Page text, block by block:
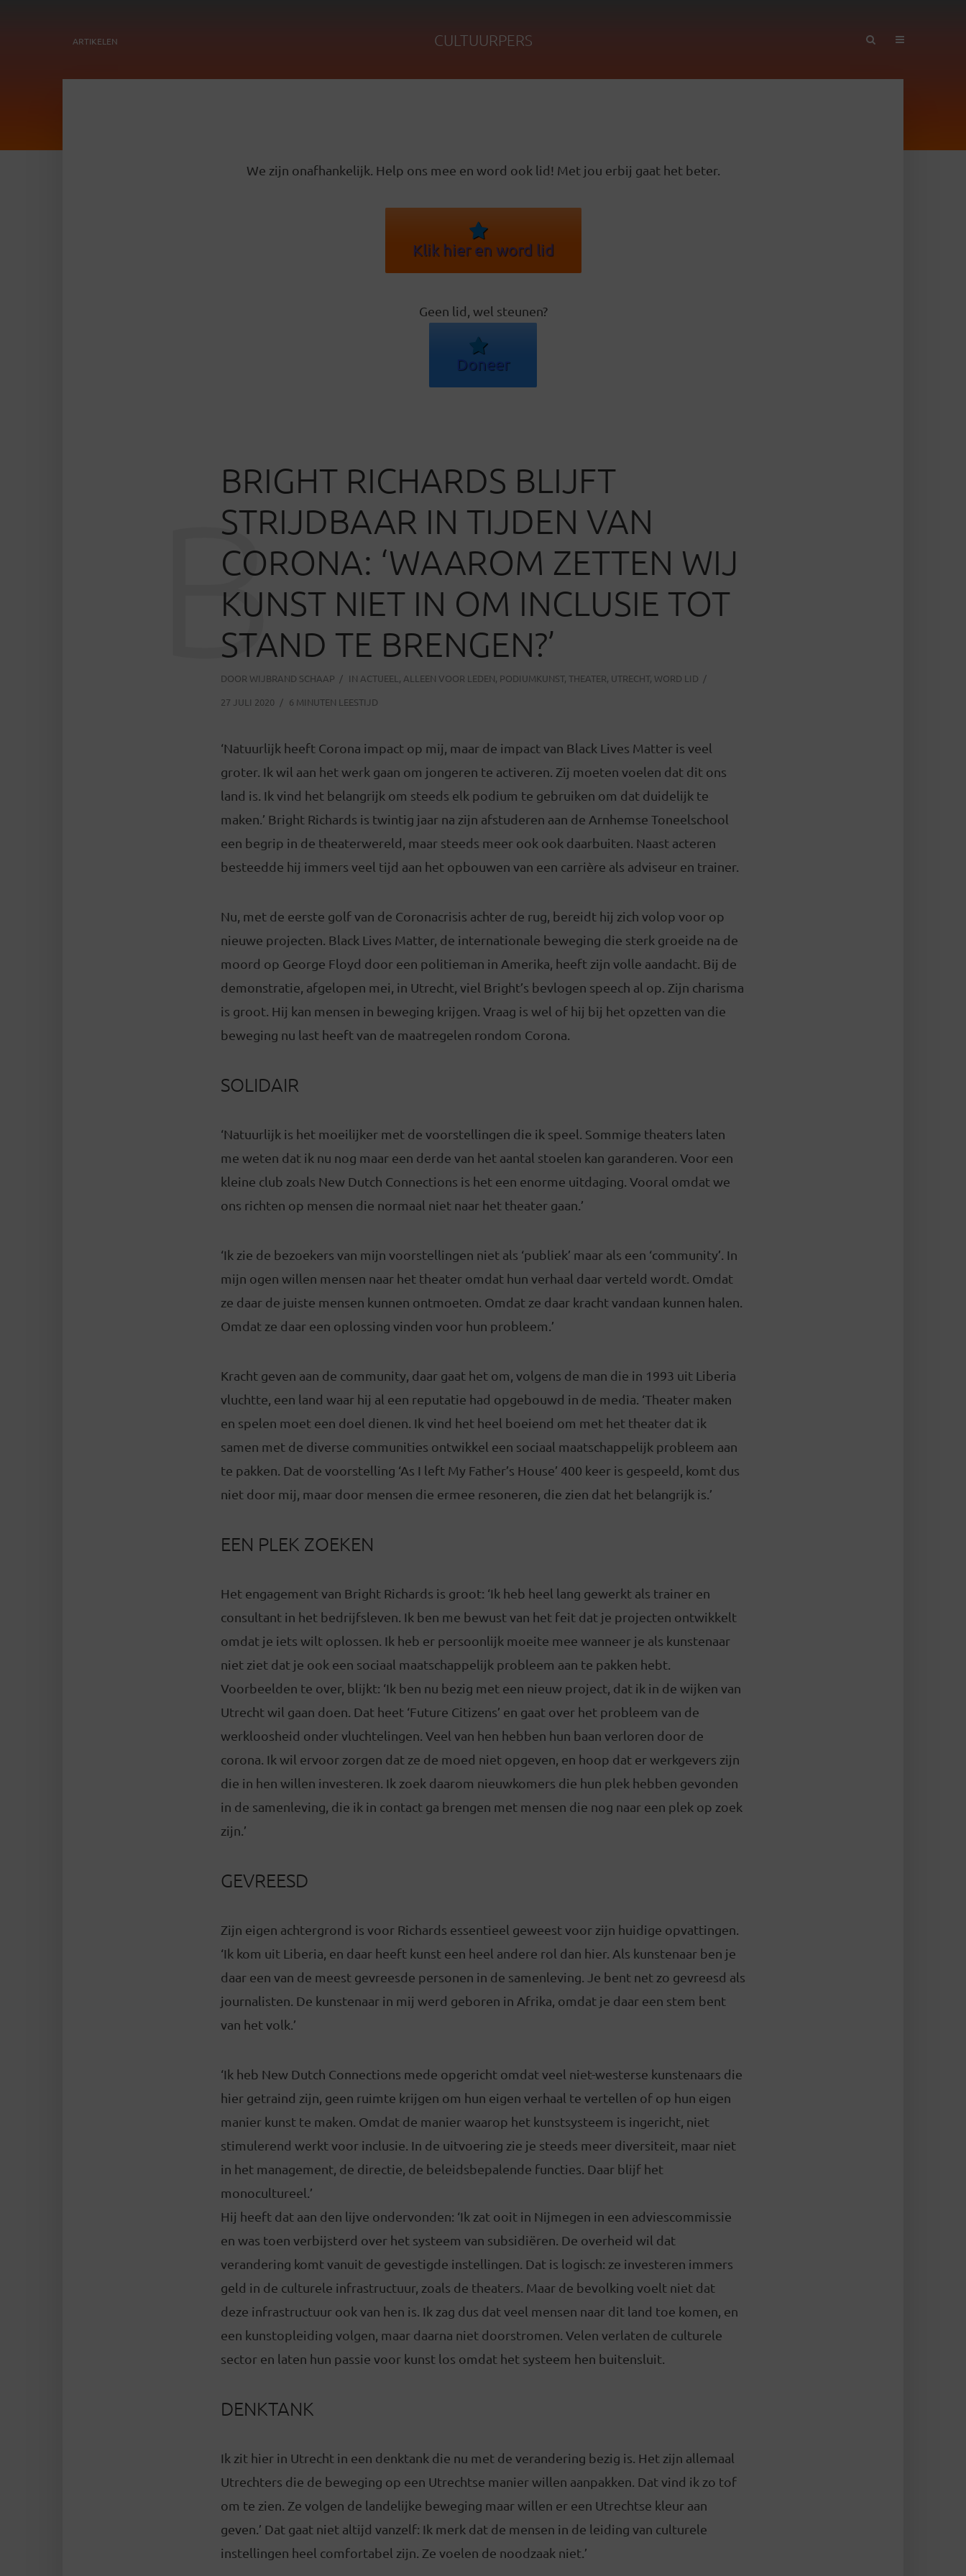
ARTIKELEN CULTUURPERS
We zijn onafhankelijk. Help ons mee en word ook lid! Met jou erbij gaat het beter.
Klik hier en word lid
Geen lid, wel steunen?
Doneer
BRIGHT RICHARDS BLIJFT
STRIJDBAAR IN TIJDEN VAN
CORONA: ‘WAAROM ZETTEN WIJ
KUNST NIET IN OM INCLUSIE TOT
STAND TE BRENGEN?’
DOOR WIJBRAND SCHAAP IN ACTUEEL , ALLEEN VOOR LEDEN, PODIUMKUNST, THEATER, UTRECHT, WORD LID
27 JULI 2020
6 MINUTEN LEESTIJD
B
‘Natuurlijk heeft Corona impact op mij, maar de impact van Black Lives Matter is veel
groter. Ik wil aan het werk gaan om jongeren te activeren. Zij moeten voelen dat dit ons
land is. Ik vind het belangrijk om steeds elk podium te gebruiken om dat duidelijk te
maken.’ Bright Richards is twintig jaar na zijn afstuderen aan de Arnhemse Toneelschool
een begrip in de theaterwereld, maar steeds meer ook ook daarbuiten. Naast acteren
besteedde hij immers veel tijd aan het opbouwen van een carrière als adviseur en trainer.
Nu, met de eerste golf van de Coronacrisis achter de rug, bereidt hij zich volop voor op
nieuwe projecten. Black Lives Matter, de internationale beweging die sterk groeide na de
moord op George Floyd door een politieman in Amerika, heeft zijn volle aandacht. Bij de
demonstratie, afgelopen mei, in Utrecht, viel Bright’s bevlogen speech al op. Zijn charisma
is groot. Hij kan mensen in beweging krijgen. Vraag is wel of hij bij het opzetten van die
beweging nu last heeft van de maatregelen rondom Corona.
SOLIDAIR
‘Natuurlijk is het moeilijker met de voorstellingen die ik speel. Sommige theaters laten
me weten dat ik nu nog maar een derde van het aantal stoelen kan garanderen. Voor een
kleine club zoals New Dutch Connections is het een enorme uitdaging. Vooral omdat we
ons richten op mensen die normaal niet naar het theater gaan.’
‘Ik zie de bezoekers van mijn voorstellingen niet als ‘publiek’ maar als een ‘community’. In
mijn ogen willen mensen naar het theater omdat hun verhaal daar verteld wordt. Omdat
ze daar de juiste mensen kunnen ontmoeten. Omdat ze daar kracht vandaan kunnen halen.
Omdat ze daar een oplossing vinden voor hun probleem.’
Kracht geven aan de community, daar gaat het om, volgens de man die in 1993 uit Liberia
vluchtte, een land waar hij al een reputatie had opgebouwd in de media. ‘Theater maken
en spelen moet een doel dienen. Ik vind het heel boeiend om met het theater dat ik
samen met de diverse communities ontwikkel een sociaal maatschappelijk probleem aan
te pakken. Dat de voorstelling ‘As I left My Father’s House’ 400 keer is gespeeld, komt dus
niet door mij, maar door mensen die ermee resoneren, die zien dat het belangrijk is.’
EEN PLEK ZOEKEN
Het engagement van Bright Richards is groot: ‘Ik heb heel lang gewerkt als trainer en
consultant in het bedrijfsleven. Ik ben me bewust van het feit dat je projecten ontwikkelt
omdat je iets wilt oplossen. Ik heb er persoonlijk moeite mee wanneer je als kunstenaar
niet ziet dat je ook een sociaal maatschappelijk probleem aan te pakken hebt.
Voorbeelden te over, blijkt: ‘Ik ben nu bezig met een nieuw project, dat ik in de wijken van
Utrecht wil gaan doen. Dat heet ‘Future Citizens’ en gaat over het probleem van de
werkloosheid onder vluchtelingen. Veel van hen hebben hun baan verloren door de
corona. Ik wil ervoor zorgen dat ze de moed niet opgeven, en hoop dat er werkgevers zijn
die in hen willen investeren. Ik zoek daarom nieuwkomers die hun plek hebben gevonden
in de samenleving, die ik in contact ga brengen met mensen die nog naar een plek op zoek
zijn.’
GEVREESD
Zijn eigen achtergrond is voor Richards essentieel geweest voor zijn huidige opvattingen.
‘Ik kom uit Liberia, en daar heeft kunst een heel andere rol dan hier. Als kunstenaar ben je
daar een van de meest gevreesde personen in de samenleving. Je bent net zo gevreesd als
journalisten. De kunstenaar in mij werd geboren in Afrika, omdat je daar een stem bent
van het volk.’
‘Ik heb New Dutch Connections mede opgericht omdat veel niet-westerse kunstenaars die
hier getraind zijn, geen ruimte krijgen om hun eigen verhaal te vertellen of op hun eigen
manier kunst te maken. Omdat de manier waarop het kunstsysteem is ingericht, niet
stimulerend werkt voor inclusie. In de uitvoering zie je steeds meer diversiteit, maar niet
in het management, de directie, de beleidsbepalende functies. Daar blijf het
monocultureel.’
Hij heeft dat aan den lijve ondervonden: ‘Ik zat ooit in Nijmegen in een adviescommissie
en was toen verbijsterd over het systeem van subsidiëren. De overheid wil dat
verandering komt vanuit de gevestigde instellingen. Dat is logisch: ze investeren immers
geld in de culturele infrastructuur, zoals de theaters. Maar de bevolking voelt niet dat
deze infrastructuur ook van hen is. Ik zag dus dat veel mensen naar dit land toe komen, en
een kunstopleiding volgen, maar daarna niet doorstromen. Velen verlaten de culturele
sector en laten hun passie voor kunst los omdat het systeem hen buitensluit.
DENKTANK
Ik zit hier in Utrecht in een denktank die nu met de verandering bezig is. Het zijn allemaal
Utrechters die de beweging op een Utrechtse manier willen aanpakken. Dat vind ik zo tof
om te zien. Ze volgen de landelijke beweging maar willen er een Utrechtse kleur aan
geven.’ Dat gaat niet altijd vanzelf: Ik merk dat de mensen in de leiding van culturele
instellingen heel comfortabel zijn. Ze voelen de noodzaak niet.’